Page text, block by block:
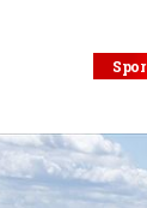
Spor